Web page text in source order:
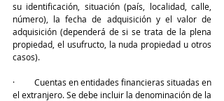
su identificación, situación (país, localidad, calle,
número), la fecha de adquisición y el valor de
adquisición (dependerá de si se trata de la plena
propiedad, el usufructo, la nuda propiedad u otros
casos).
·         Cuentas en entidades financieras situadas en
el extranjero. Se debe incluir la denominación de la